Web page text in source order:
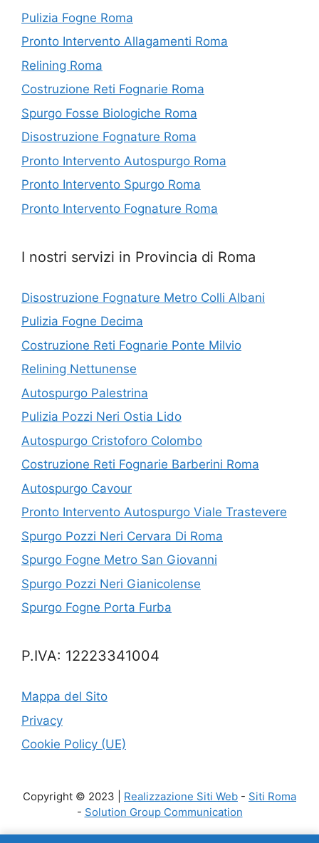
Pulizia Fogne Roma
Pronto Intervento Allagamenti Roma
Relining Roma
Costruzione Reti Fognarie Roma
Spurgo Fosse Biologiche Roma
Disostruzione Fognature Roma
Pronto Intervento Autospurgo Roma
Pronto Intervento Spurgo Roma
Pronto Intervento Fognature Roma
I nostri servizi in Provincia di Roma
Disostruzione Fognature Metro Colli Albani
Pulizia Fogne Decima
Costruzione Reti Fognarie Ponte Milvio
Relining Nettunense
Autospurgo Palestrina
Pulizia Pozzi Neri Ostia Lido
Autospurgo Cristoforo Colombo
Costruzione Reti Fognarie Barberini Roma
Autospurgo Cavour
Pronto Intervento Autospurgo Viale Trastevere
Spurgo Pozzi Neri Cervara Di Roma
Spurgo Fogne Metro San Giovanni
Spurgo Pozzi Neri Gianicolense
Spurgo Fogne Porta Furba
P.IVA: 12223341004
Mappa del Sito
Privacy
Cookie Policy (UE)
Copyright © 2023 | Realizzazione Siti Web - Siti Roma
- Solution Group Communication